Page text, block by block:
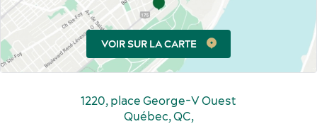
1220, place George-V Ouest
Québec, QC,
VOIR SUR LA CARTE